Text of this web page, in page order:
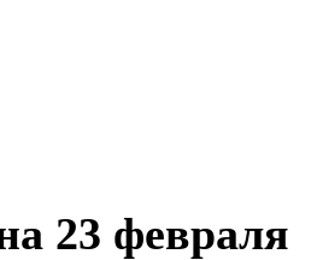
23 февраля